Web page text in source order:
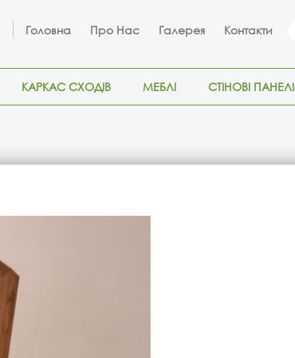
Головна Про Нас Галерея Контакти
КАРКАС СХОДІВ МЕБЛІ СТІНОВІ ПАНЕЛІ